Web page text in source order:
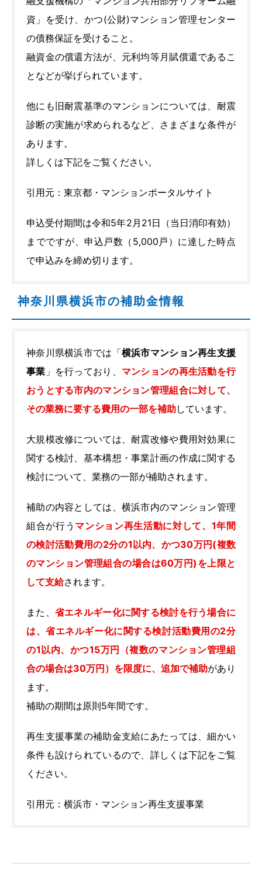
資」を受け、かつ(公財)マンション管理センター
の債務保証を受けること。
融資金の償還方法が、元利均等月賦償還であるこ
となどが挙げられています。
他にも旧耐震基準のマンションについては、耐震
診断の実施が求められるなど、さまざまな条件が
あります。
詳しくは下記をご覧ください。
引用元：東京都・マンションポータルサイト
申込受付期間は令和5年2月21日（当日消印有効）
までですが、申込戸数（5,000戸）に達した時点
で申込みを締め切ります。
神奈川県横浜市の補助金情報
神奈川県横浜市では「横浜市マンション再生支援
事業 」を行っており、 マンションの再生活動を行
おうとする市内のマンション管理組合に対して、
その業務に要する費用の一部を補助しています。
大規模改修については、耐震改修や費用対効果に
関する検討、基本構想・事業計画の作成に関する
検討について、業務の一部が補助されます。
補助の内容としては、横浜市内のマンション管理
組合が行う マンション再生活動に対して、1年間
の検討活動費用の2分の1以内、かつ30万円(複数
のマンション管理組合の場合は60万円)を上限と
して支給されます。
また、 省エネルギー化に関する検討を行う場合に
は、省エネルギー化に関する検討活動費用の2分
の1以内、かつ15万円（複数のマンション管理組
合の場合は30万円）を限度に、追加で補助があり
ます。
補助の期間は原則5年間です。
再生支援事業の補助金支給にあたっては、細かい
条件も設けられているので、詳しくは下記をご覧
ください。
引用元：横浜市・マンション再生支援事業